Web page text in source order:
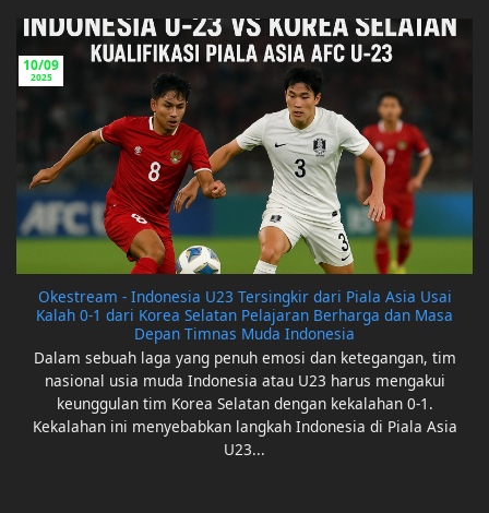
Okestream - Indonesia U23 Tersingkir dari Piala Asia Usai
Kalah 0-1 dari Korea Selatan Pelajaran Berharga dan Masa
Depan Timnas Muda Indonesia
Dalam sebuah laga yang penuh emosi dan ketegangan, tim
nasional usia muda Indonesia atau U23 harus mengakui
keunggulan tim Korea Selatan dengan kekalahan 0-1.
Kekalahan ini menyebabkan langkah Indonesia di Piala Asia
U23...
10/09
2025